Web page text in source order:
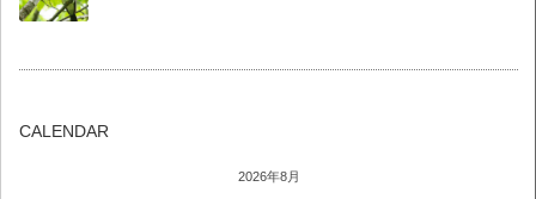
CALENDAR
2026年8月